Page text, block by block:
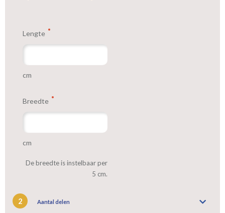
met ons op te nemen. We helpen je graag om het perfecte gordijn
eerst een knipstaaltje.
Zo weet u precies met welke kleur en kwaliteit uw gordijnen
voeren: een verschil van dag en nacht!
Lengte
cm
Breedte
cm
De breedte is instelbaar per
5 cm.
2 Aantal delen